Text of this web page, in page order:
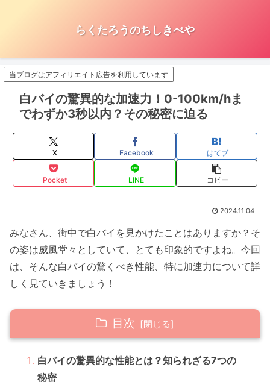
らくたろうのちしきべや
当ブログはアフィリエイト広告を利用しています
白バイの驚異的な加速力！0-100km/hま
でわずか3秒以内？その秘密に迫る
X Facebook はてブ
Pocket LINE コピー
2024.11.04
みなさん、街中で白バイを見かけたことはありますか？そ
の姿は威風堂々としていて、とても印象的ですよね。今回
は、そんな白バイの驚くべき性能、特に加速力について詳
しく見ていきましょう！
目次
白バイの驚異的な性能とは？知られざる7つの
秘密